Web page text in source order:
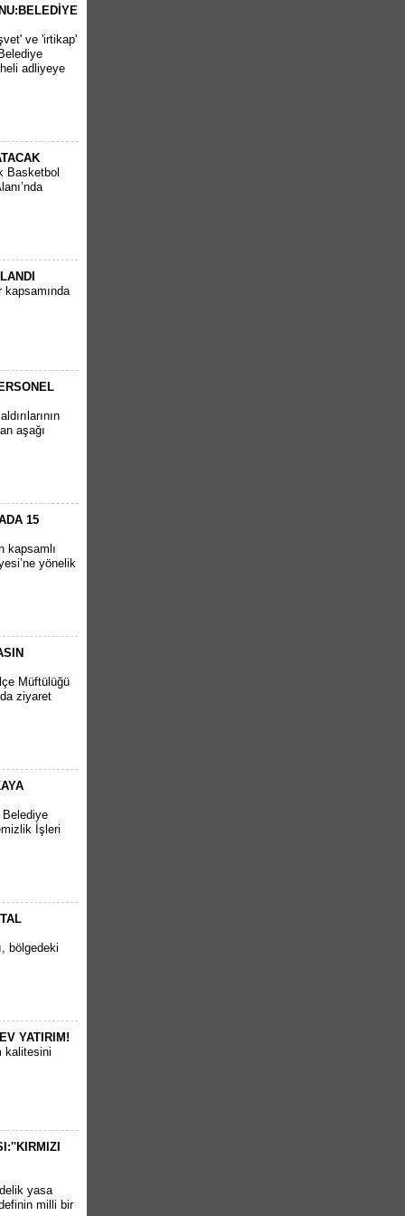
ve 'irtikap'
adliyeye
Basketbol
kapsamında
aşağı
15
kapsamlı
yönelik
Müftülüğü
ziyaret
Belediye
İşleri
bölgedeki
YATIRIM!
kalitesini
yasa
milli bir